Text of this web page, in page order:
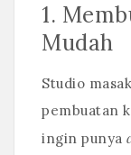
1.
Mudah
Studio
pembuatan
ingin punya